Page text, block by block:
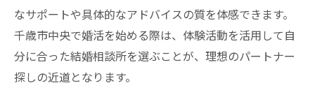
なサポートや具体的なアドバイスの質を体感できます。
千歳市中央で婚活を始める際は、体験活動を活用して自
分に合った結婚相談所を選ぶことが、理想のパートナー
探しの近道となります。